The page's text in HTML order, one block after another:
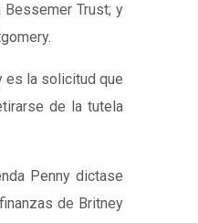
Trust; y
es la solicitud que
de la tutela
Penny dictase
de Britney